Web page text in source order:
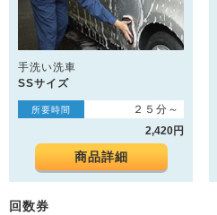
手洗い洗車
SSサイズ
所要時間
２５分～
2,420円
商品詳細
回数券